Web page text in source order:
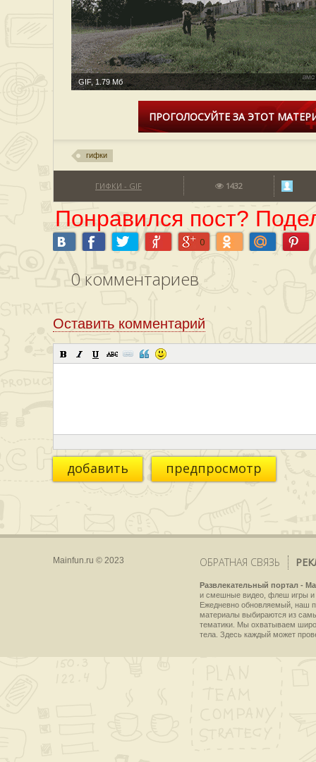
GIF, 1.79 Мб
ПРОГОЛОСУЙТЕ ЗА ЭТОТ
гифки
ГИФКИ - GIF 1432
Понравился пост?
0
0 комментариев
Оставить комментарий
добавить предпросмотр
Mainfun.ru © 2023 ОБРАТНАЯ СВЯЗЬ
Развлекательный портал -
и смешные видео, флеш игры и
Ежедневно обновляемый, наш
материалы выбираются из
тематики. Мы охватываем
тела. Здесь каждый может